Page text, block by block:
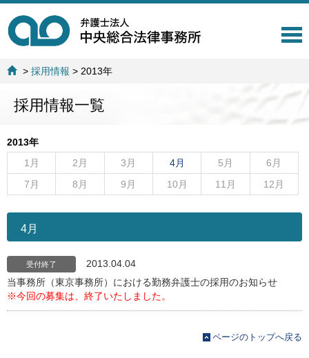
T
g
t
i
n
>採用情報 > 2013年
採用情報一覧
2013年
1月
2月 3月 4月 5月
6月
7月
8月 9月 10月 11月 12月
4月
受付終了
2013.04.04
当事務所（東京事務所）における勤務弁護士の採用のお知らせ
※今回の募集は、終了いたしました。
ページのトップへ戻る